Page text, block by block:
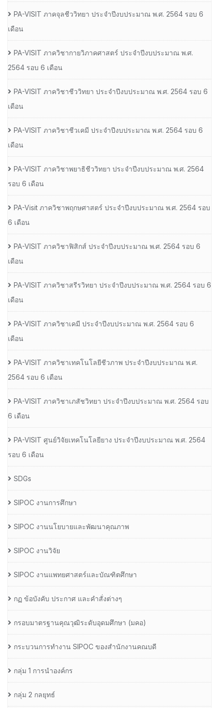
PA-VISIT ภาคจุลชีววิทยา ประจำปีงบประมาณ พ.ศ. 2564 รอบ 6
เดือน
PA-VISIT ภาควิชากายวิภาคศาสตร์ ประจำปีงบประมาณ พ.ศ.
2564 รอบ 6 เดือน
PA-VISIT ภาควิชาชีววิทยา ประจำปีงบประมาณ พ.ศ. 2564 รอบ 6
เดือน
PA-VISIT ภาควิชาชีวเคมี ประจำปีงบประมาณ พ.ศ. 2564 รอบ 6
เดือน
PA-VISIT ภาควิชาพยาธิชีววิทยา ประจำปีงบประมาณ พ.ศ. 2564
รอบ 6 เดือน
PA-Visit ภาควิชาพฤกษศาสตร์ ประจำปีงบประมาณ พ.ศ. 2564 รอบ
6 เดือน
PA-VISIT ภาควิชาฟิสิกส์ ประจำปีงบประมาณ พ.ศ. 2564 รอบ 6
เดือน
PA-VISIT ภาควิชาสรีรวิทยา ประจำปีงบประมาณ พ.ศ. 2564 รอบ 6
เดือน
PA-VISIT ภาควิชาเคมี ประจำปีงบประมาณ พ.ศ. 2564 รอบ 6
เดือน
PA-VISIT ภาควิชาเทคโนโลยีชีวภาพ ประจำปีงบประมาณ พ.ศ.
2564 รอบ 6 เดือน
PA-VISIT ภาควิชาเภสัชวิทยา ประจำปีงบประมาณ พ.ศ. 2564 รอบ
6 เดือน
PA-VISIT ศูนย์วิจัยเทคโนโลยียาง ประจำปีงบประมาณ พ.ศ. 2564
รอบ 6 เดือน
SDGs
SIPOC งานการศึกษา
SIPOC งานนโยบายและพัฒนาคุณภาพ
SIPOC งานวิจัย
SIPOC งานแพทยศาสตร์และบัณฑิตศึกษา
กฏ ข้อบังคับ ประกาศ และคำสั่งต่างๆ
กรอบมาตรฐานคุณวุฒิระดับอุดมศึกษา (มคอ)
กระบวนการทำงาน SIPOC ของสำนักงานคณบดี
กลุ่ม 1 การนำองค์กร
กลุ่ม 2 กลยุทธ์